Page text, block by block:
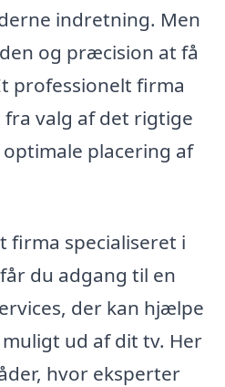
indretning. Men
og præcision at få
professionelt firma
valg af det rigtige
placering af
firma specialiseret i
du adgang til en
der kan hjælpe
ud af dit tv. Her
hvor eksperter